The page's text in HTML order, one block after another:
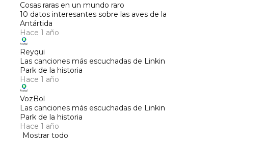
Cosas raras en un mundo raro
10 datos interesantes sobre las aves de la
Antártida
Hace 1 año
Reyqui
Las canciones más escuchadas de Linkin
Park de la historia
Hace 1 año
VozBol
Las canciones más escuchadas de Linkin
Park de la historia
Hace 1 año
Mostrar todo